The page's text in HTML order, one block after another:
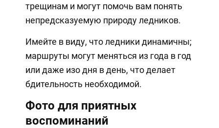
трещинам и могут помочь вам понять
непредсказуемую природу ледников.
Имейте в виду, что ледники динамичны;
маршруты могут меняться из года в год
или даже изо дня в день, что делает
бдительность необходимой.
Фото для приятных
воспоминаний